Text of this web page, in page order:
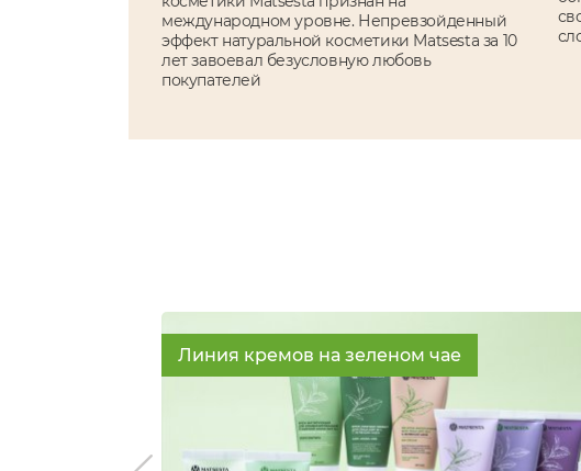
международном уровне. Непревзойденный
эффект натуральной косметики Matsesta за 10
лет завоевал безусловную любовь
покупателей
Линия кремов на зеленом чае